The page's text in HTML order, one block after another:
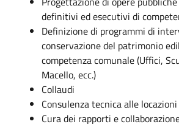
definitivi ed esecutivi di
Definizione di programmi di
conservazione del patrimonio
competenza comunale (Uffici,
Macello, ecc.)
Collaudi
Consulenza tecnica alle
Cura dei rapporti e